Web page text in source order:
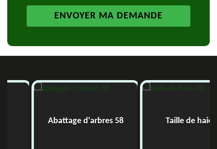
Abattage d'arbres 58 Taille de haie